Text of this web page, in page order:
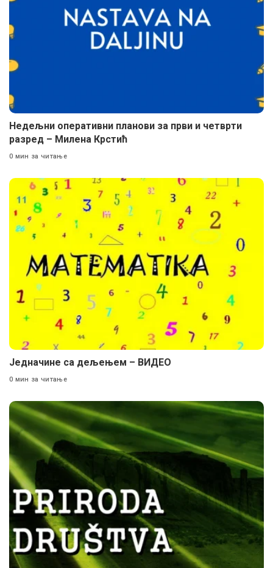
Недељни оперативни планови за први и четврти
разред – Милена Крстић
0 мин за читање
Једначине са дељењем – ВИДЕО
0 мин за читање